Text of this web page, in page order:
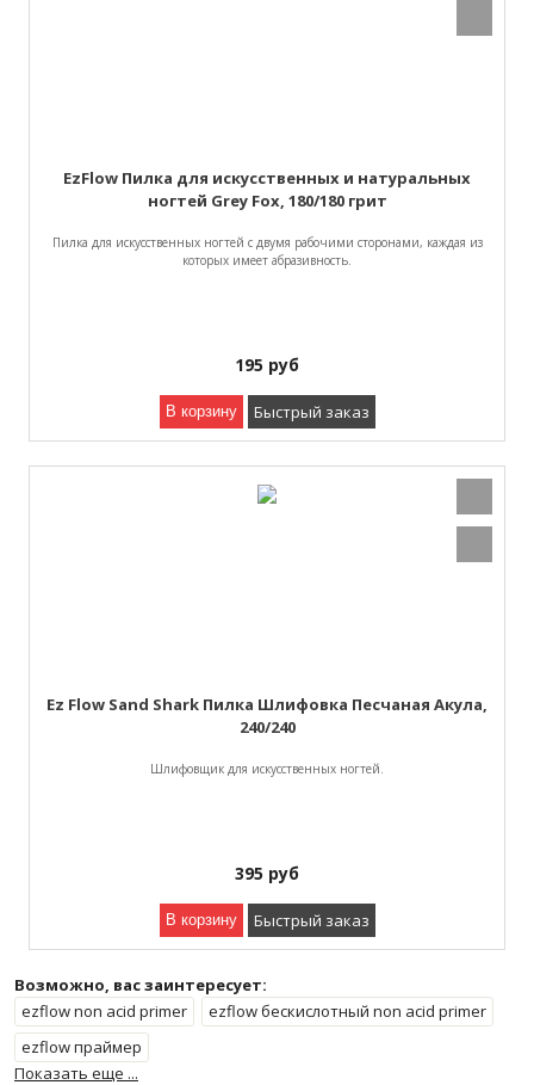
EzFlow Пилка для искусственных и натуральных
ногтей Grey Fox, 180/180 грит
Пилка для искусственных ногтей с двумя рабочими сторонами, каждая из
которых имеет абразивность.
195 руб
В корзину Быстрый заказ
Ez Flow Sand Shark Пилка Шлифовка Песчаная Акула,
240/240
Шлифовщик для искусственных ногтей.
395 руб
В корзину Быстрый заказ
Возможно, вас заинтересует:
Показать еще ...
ezflow non acid primer
ezflow бескислотный non acid primer
ezflow праймер